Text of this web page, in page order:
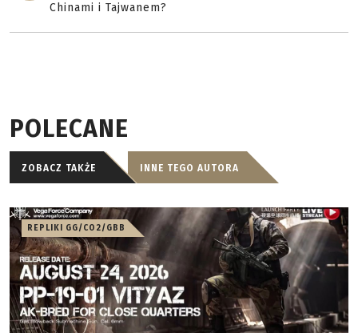
Chinami i Tajwanem?
POLECANE
ZOBACZ TAKŻE INNE TEGO AUTORA
REPLIKI GG/CO2/GBB